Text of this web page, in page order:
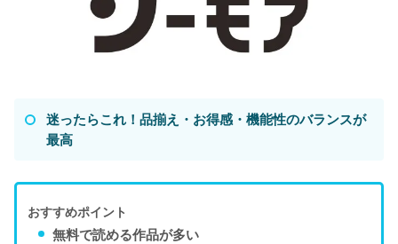
迷ったらこれ！品揃え・お得感・機能性のバランスが
最高
おすすめポイント
無料で読める作品が多い